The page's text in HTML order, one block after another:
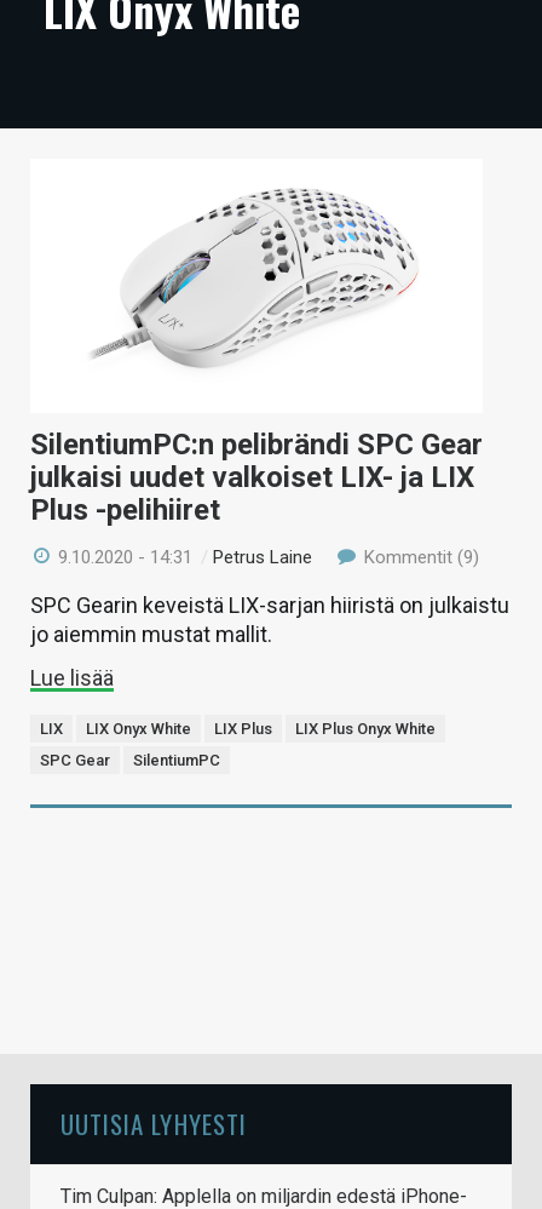
ARTIKKELIT
TECHBBS
VAIHDA TEEMA
HAKU
SilentiumPC:n pelibrändi SPC Gear
julkaisi uudet valkoiset LIX- ja LIX
Plus -pelihiiret
9.10.2020 - 14:31 / Petrus Laine Kommentit (9)
SPC Gearin keveistä LIX-sarjan hiiristä on julkaistu
jo aiemmin mustat mallit.
Lue lisää
LIX LIX Onyx White LIX Plus
LIX Plus Onyx White
SPC Gear
SilentiumPC
UUTISIA LYHYESTI
Tim Culpan: Applella on miljardin edestä iPhone-